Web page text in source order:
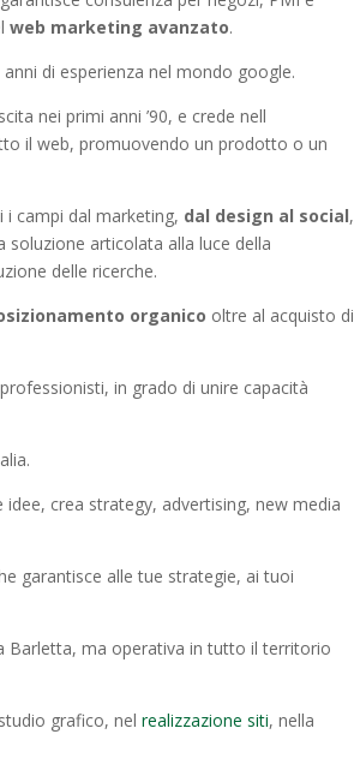
web marketing avanzato.
di esperienza nel mondo google.
nei primi anni ’90, e crede nell
il web, promuovendo un prodotto o un
campi dal marketing, dal design al social,
articolata alla luce della
delle ricerche.
organico oltre al acquisto di
in grado di unire capacità
crea strategy, advertising, new media
garantisce alle tue strategie, ai tuoi
Barletta, ma operativa in tutto il territorio
grafico, nelrealizzazione siti, nella